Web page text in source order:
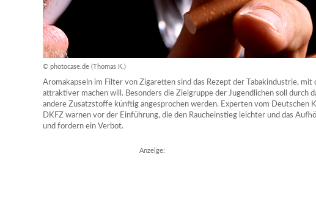
© photocase.de (Thomas K.)
Aromakapseln im Filter von Zigaretten sind das Rezept der Tabakindustrie,
attraktiver machen will. Besonders die Zielgruppe der Jugendlichen soll durch
andere Zusatzstoffe künftig angesprochen werden. Experten vom Deutschen
DKFZ warnen vor der Einführung, die den Raucheinstieg leichter und das
und fordern ein Verbot.
Anzeige: